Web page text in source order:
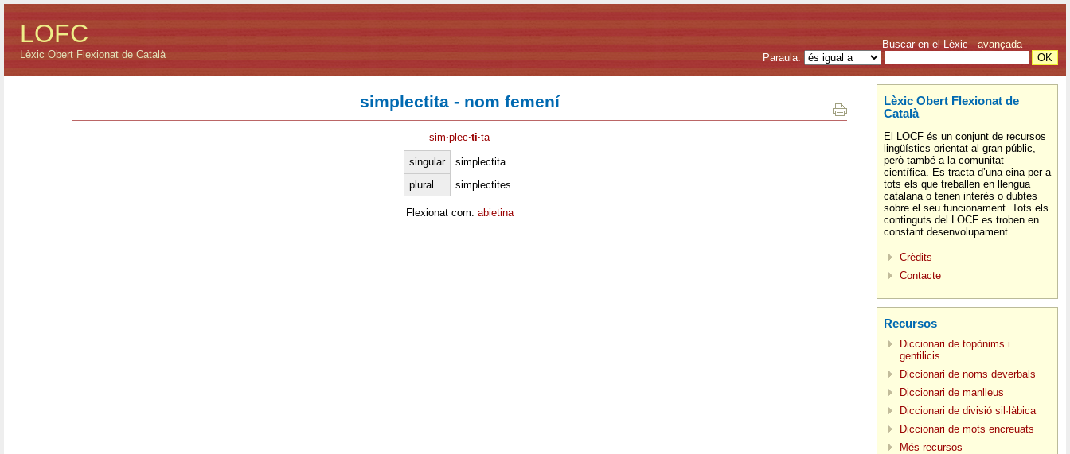
LOFC
Lèxic Obert Flexionat de Català
Buscar en el Lèxic avançada
Paraula:
simplectita - nom femení
sim·plec·ti·ta
singular
simplectita
plural
simplectites
Flexionat com: abietina
Lèxic Obert Flexionat de
Català
El LOCF és un conjunt de recursos
lingüístics orientat al gran públic,
però també a la comunitat
científica. Es tracta d’una eina per a
tots els que treballen en llengua
catalana o tenen interès o dubtes
sobre el seu funcionament. Tots els
continguts del LOCF es troben en
constant desenvolupament.
Crèdits
Contacte
Recursos
Diccionari de topònims i
gentilicis
Diccionari de noms deverbals
Diccionari de manlleus
Diccionari de divisió sil·làbica
Diccionari de mots encreuats
Més recursos